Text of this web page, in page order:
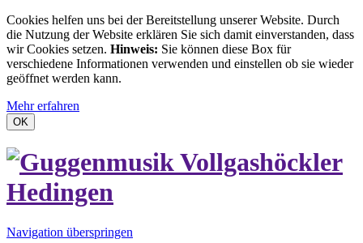
Cookies helfen uns bei der Bereitstellung unserer Website. Durch
die Nutzung der Website erklären Sie sich damit einverstanden, dass
wir Cookies setzen. Hinweis: Sie können diese Box für
verschiedene Informationen verwenden und einstellen ob sie wieder
geöffnet werden kann.
Mehr erfahren
OK
Navigation überspringen